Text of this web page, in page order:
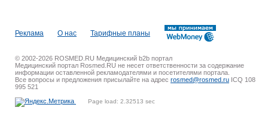
Реклама О нас Тарифные планы
© 2002-2026 ROSMED.RU Медицинский b2b портал
Медицинский портал Rosmed.RU не несет ответственности за содержание
информации оставленной рекламодателями и посетителями портала.
Все вопросы и предложения присылайте на адрес rosmed@rosmed.ru ICQ 108
995 521
Page load: 2.32513 sec